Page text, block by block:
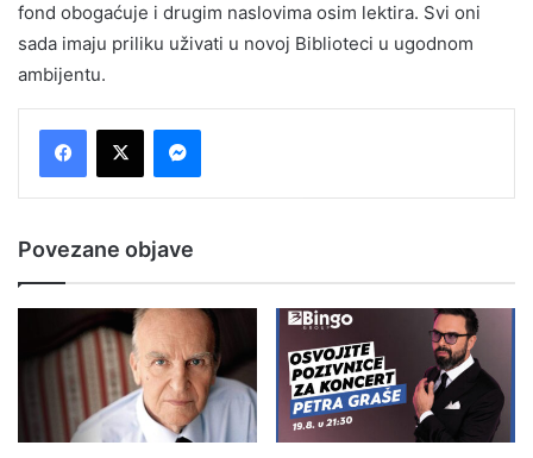
fond obogaćuje i drugim naslovima osim lektira. Svi oni
sada imaju priliku uživati u novoj Biblioteci u ugodnom
ambijentu.
Povezane objave